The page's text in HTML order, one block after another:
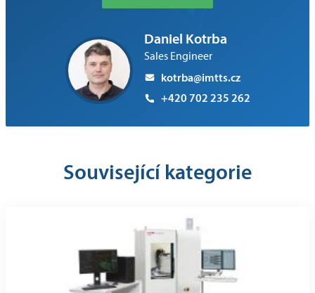
Daniel Kotrba
Sales Engineer
kotrba@imtts.cz
+420 702 235 262
Související kategorie